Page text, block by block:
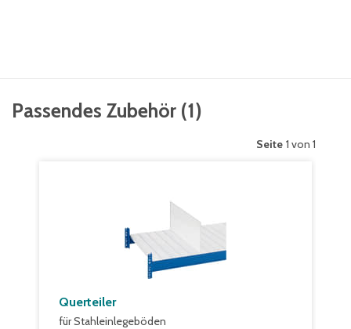
Passendes Zubehör (1)
Seite 1 von 1
Querteiler
für Stahleinlegeböden